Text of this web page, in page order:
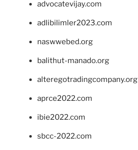
advocatevijay.com
adlibilimler2023.com
naswwebed.org
balithut-manado.org
alteregotradingcompany.org
aprce2022.com
ibie2022.com
sbcc-2022.com